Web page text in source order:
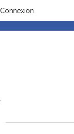
Connexion